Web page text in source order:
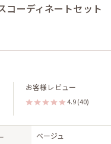
コーディネートセット
お客様レビュー
4.9(40)
ベージュ